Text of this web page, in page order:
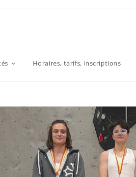
Horaires, tarifs, inscriptions